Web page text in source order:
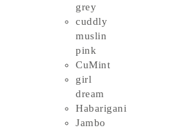
grey
cuddly
muslin
pink
CuMint
girl
dream
Habarigani
Jambo